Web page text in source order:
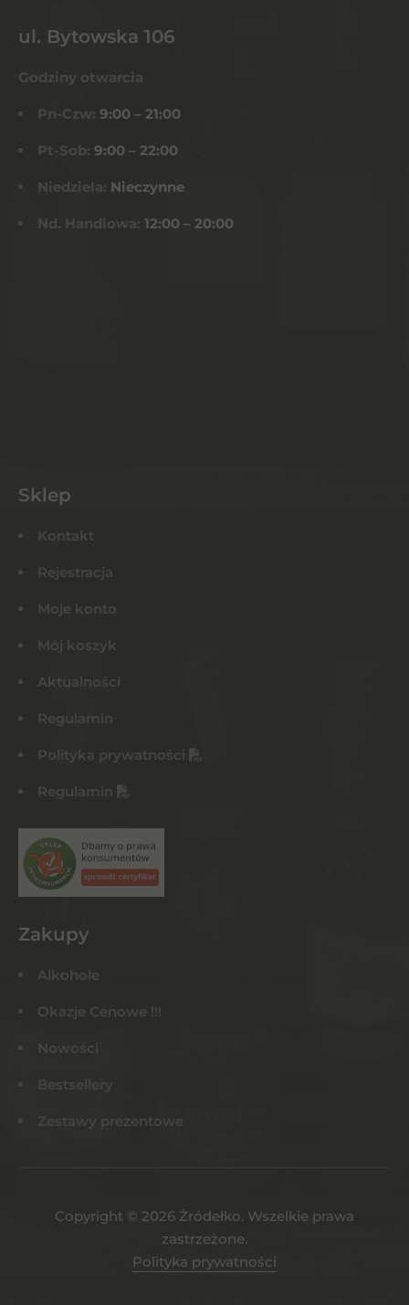
ul. Bytowska 106
Godziny otwarcia
Pn-Czw: 9:00 – 21:00
Pt-Sob: 9:00 – 22:00
Niedziela: Nieczynne
Nd. Handlowa: 12:00 – 20:00
Sklep
Kontakt
Rejestracja
Moje konto
Mój koszyk
Aktualności
Regulamin
Polityka prywatności
Regulamin
Zakupy
Alkohole
Okazje Cenowe !!!
Nowości
Bestsellery
Zestawy prezentowe
Copyright © 2026 Żródełko. Wszelkie prawa
zastrzeżone.
Polityka prywatności